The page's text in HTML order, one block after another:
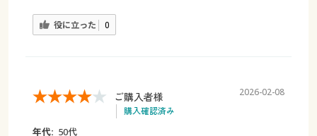
役に立った 0
ご購入者様
購入確認済み
2026-02-08
年代: 50代